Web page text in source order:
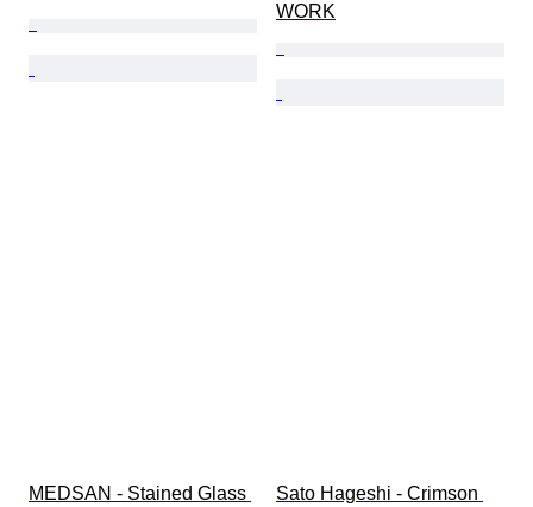
WORK
MEDSAN - Stained Glass Sato Hageshi - Crimson